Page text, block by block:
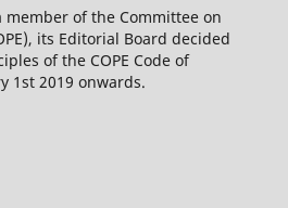
member of the Committee on
its Editorial Board decided
of the COPE Code of
1st 2019 onwards.